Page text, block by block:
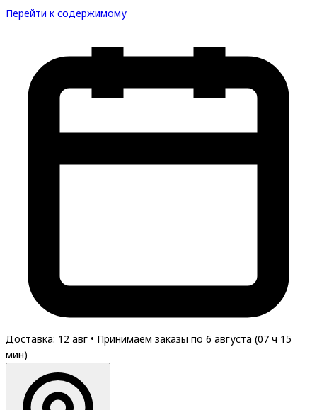
Перейти к содержимому
Доставка: 12 авг • Принимаем заказы по 6 августа (07 ч 15
мин)